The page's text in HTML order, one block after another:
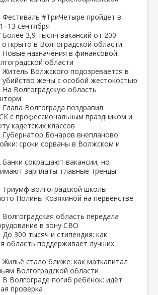
Фестиваль #ТриЧетыре пройдёт в
сентября
Более 3,9 тысяч вакансий от 200
в Волгоградской области
Новые назначения в финансовой
области
Житель Волжского подозревается в
убийство жены с особой жестокостью
На Волгоградскую область
Глава Волгограда поздравил
с профессиональным праздником и
кадетских классов
Губернатор Бочаров внепланово
сроки сорваны в Волжском и
Банки сокращают вакансии, но
зарплаты: главные тренды
Триумф волгоградской школы
Полины Козякиной на первенстве
Волгоградская область передала
в зону СВО
До 300 тысяч и стипендия: как
область поддерживает лучших
Жильё стало ближе: как маткапитал
Волгоградской области
В Волгограде погиб ребёнок: идёт
проверка